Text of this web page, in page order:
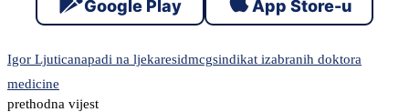
Google Play App Store-u
Igor Ljuticanapadi na ljekaresidmcgsindikat izabranih doktora
medicine
prethodna vijest